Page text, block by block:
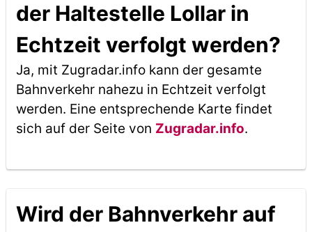
der Haltestelle Lollar in
Echtzeit verfolgt werden?
Ja, mit Zugradar.info kann der gesamte
Bahnverkehr nahezu in Echtzeit verfolgt
werden. Eine entsprechende Karte findet
sich auf der Seite von Zugradar.info.
Wird der Bahnverkehr auf